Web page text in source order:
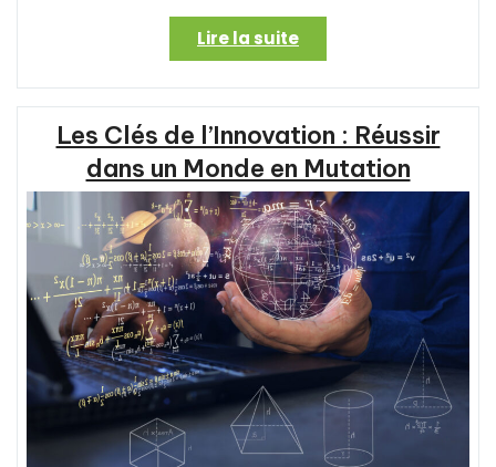
Lire la suite« Construisez
votre
propre
maison
en
bois
en
kit
à
monter
vous-
même
:
une
solution
écologique
pratique »
Les Clés de l’Innovation : Réussir
dans un Monde en Mutation